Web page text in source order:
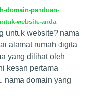
domain-panduan-
website-anda
untuk website? nama
alamat rumah digital
yang dilihat oleh
kesan pertama
nama domain yang